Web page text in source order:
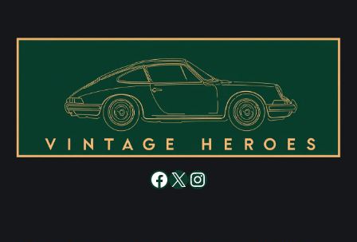
Facebook
X Instagram